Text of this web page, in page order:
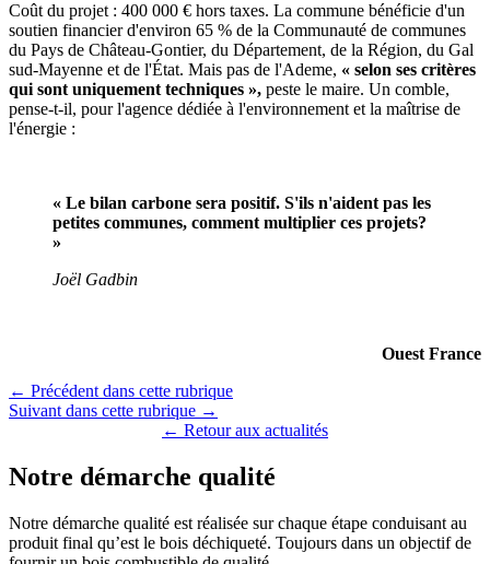
Coût du projet : 400 000 € hors taxes. La commune bénéficie d'un
soutien financier d'environ 65 % de la Communauté de communes
du Pays de Château-Gontier, du Département, de la Région, du Gal
sud-Mayenne et de l'État. Mais pas de l'Ademe, « selon ses critères
qui sont uniquement techniques », peste le maire. Un comble,
pense-t-il, pour l'agence dédiée à l'environnement et la maîtrise de
l'énergie :
« Le bilan carbone sera positif. S'ils n'aident pas les
petites communes, comment multiplier ces projets?
»
Joël Gadbin
Ouest France
← Précédent dans cette rubrique
Suivant dans cette rubrique →
← Retour aux actualités
Notre démarche qualité
Notre démarche qualité est réalisée sur chaque étape conduisant au
produit final qu’est le bois déchiqueté. Toujours dans un objectif de